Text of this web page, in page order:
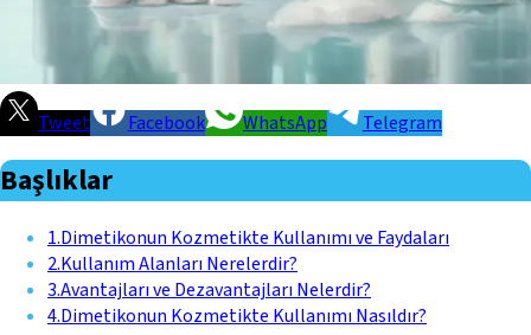
Tweet Facebook WhatsApp Telegram
Başlıklar
1.Dimetikonun Kozmetikte Kullanımı ve Faydaları
2.Kullanım Alanları Nerelerdir?
3.Avantajları ve Dezavantajları Nelerdir?
4.Dimetikonun Kozmetikte Kullanımı Nasıldır?